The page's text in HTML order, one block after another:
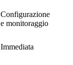
Configurazione
e monitoraggio
Immediata